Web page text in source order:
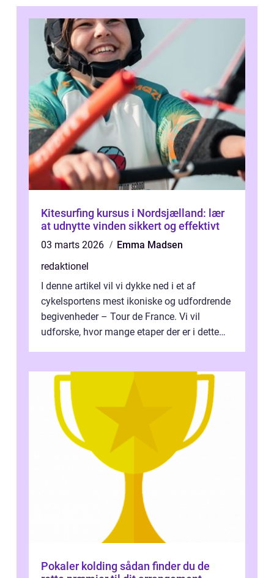
Kitesurfing kursus i Nordsjælland: lær
at udnytte vinden sikkert og effektivt
03 marts 2026
Emma Madsen
redaktionel
I denne artikel vil vi dykke ned i et af
cykelsportens mest ikoniske og udfordrende
begivenheder – Tour de France. Vi vil
udforske, hvor mange etaper der er i dette
Pokaler kolding sådan finder du de